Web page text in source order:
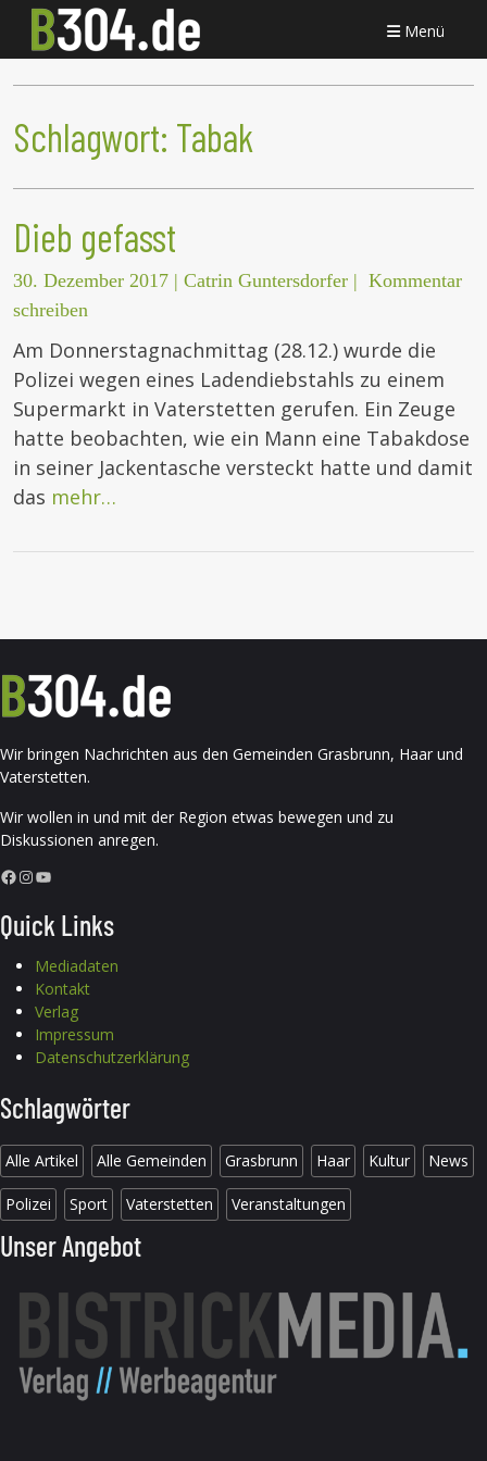
Menü
Schlagwort: Tabak
Dieb gefasst
30. Dezember 2017 | Catrin Guntersdorfer | Kommentar
schreiben
Am Donnerstagnachmittag (28.12.) wurde die
Polizei wegen eines Ladendiebstahls zu einem
Supermarkt in Vaterstetten gerufen. Ein Zeuge
hatte beobachten, wie ein Mann eine Tabakdose
in seiner Jackentasche versteckt hatte und damit
das mehr…
Wir bringen Nachrichten aus den Gemeinden Grasbrunn, Haar und
Vaterstetten.
Wir wollen in und mit der Region etwas bewegen und zu
Diskussionen anregen.
Facebook InstagramYouTube
Quick Links
Mediadaten
Kontakt
Verlag
Impressum
Datenschutzerklärung
Schlagwörter
Alle Artikel Alle Gemeinden Grasbrunn Haar Kultur News
Polizei Sport Vaterstetten Veranstaltungen
Unser Angebot